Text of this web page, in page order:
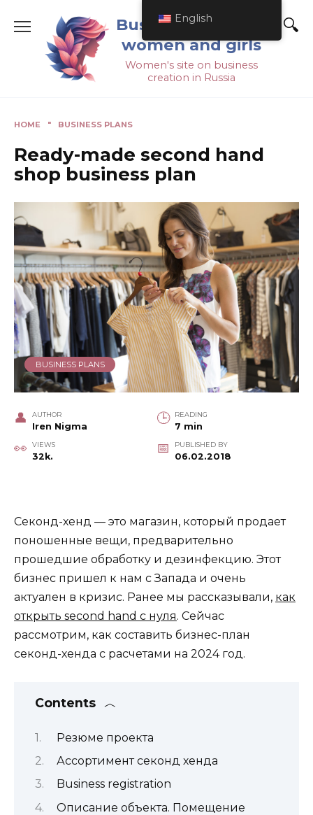
Business ideas for
women and girls
Women's site on business
creation in Russia
HOME " BUSINESS PLANS
Ready-made second hand
shop business plan
BUSINESS PLANS
AUTHOR
Iren Nigma
READING
7 min
VIEWS
32k.
PUBLISHED BY
06.02.2018
Секонд-хенд — это магазин, который продает
поношенные вещи, предварительно
прошедшие обработку и дезинфекцию. Этот
бизнес пришел к нам с Запада и очень
актуален в кризис. Ранее мы рассказывали, как
открыть second hand с нуля. Сейчас
рассмотрим, как составить бизнес-план
секонд-хенда с расчетами на 2024 год.
Contents
Резюме проекта
Ассортимент секонд хенда
Business registration
Описание объекта. Помещение
English